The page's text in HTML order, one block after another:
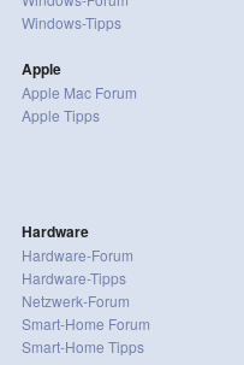
Windows-Tipps
Apple
Apple Mac Forum
Apple Tipps
Hardware
Hardware-Forum
Hardware-Tipps
Netzwerk-Forum
Smart-Home Forum
Smart-Home Tipps